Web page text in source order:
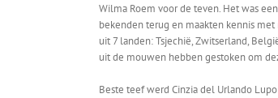
Wilma Roem voor de teven. Het was
bekenden terug en maakten kennis
uit 7 landen: Tsjechië, Zwitserland,
uit de mouwen hebben gestoken om
Beste teef werd Cinzia del Urlando